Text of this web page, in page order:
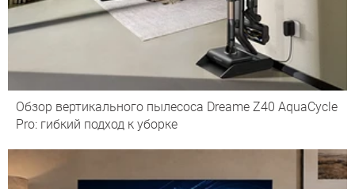
Обзор вертикального пылесоса Dreame Z40 AquaCycle
Pro: гибкий подход к уборке